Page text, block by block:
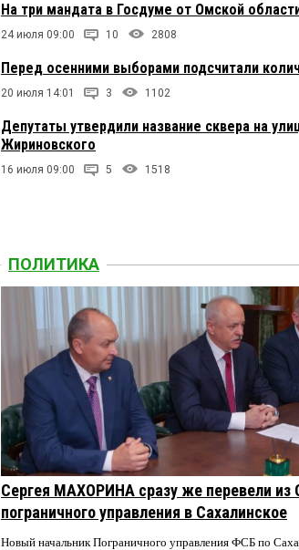
На три мандата в Госдуме от Омской
24 июля 09:00 10 2808
Перед осенними выборами подсчитали
20 июля 14:01 3 1102
Депутаты утвердили название сквера на
Жириновского
16 июля 09:00 5 1518
ПОЛИТИКА
Сергея МАХОРИНА сразу же перевели из
пограничного управления в Сахалинское
Новый начальник Пограничного управления ФСБ по